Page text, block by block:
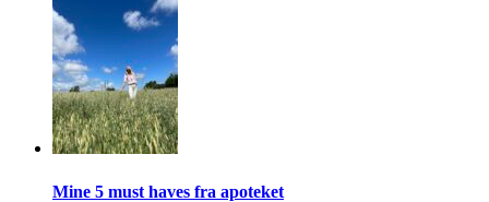
Mine 5 must haves fra apoteket